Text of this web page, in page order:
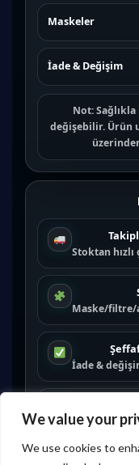
We value your
We use cookies to
Maskeler
İade & Değişim
Not:
değişebilir. Ürün
Stoktan hızlı
Maske/filtre/
İade &
Satıcı olmak